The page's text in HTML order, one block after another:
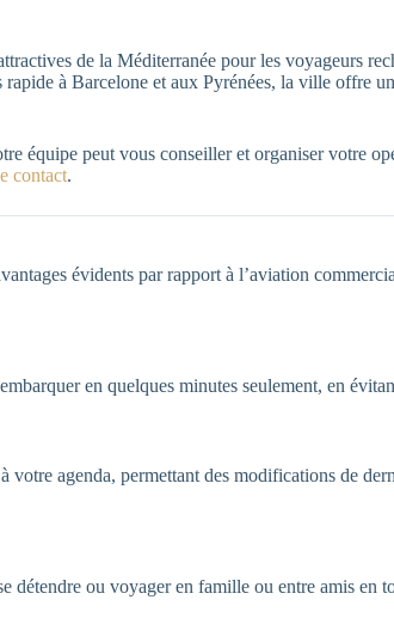
de la Méditerranée pour les voyageurs
à Barcelone et aux Pyrénées, la ville offre
équipe peut vous conseiller et organiser votre
contact.
évidents par rapport à l’aviation
en quelques minutes seulement, en
votre agenda, permettant des modifications de
ou voyager en famille ou entre amis en